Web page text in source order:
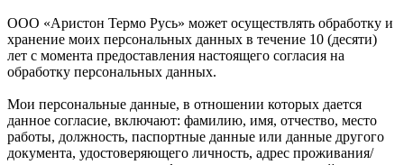
ООО «Аристон Термо Русь» может осуществлять обработку и
хранение моих персональных данных в течение 10 (десяти)
лет с момента предоставления настоящего согласия на
обработку персональных данных.
Мои персональные данные, в отношении которых дается
данное согласие, включают: фамилию, имя, отчество, место
работы, должность, паспортные данные или данные другого
документа, удостоверяющего личность, адрес проживания/